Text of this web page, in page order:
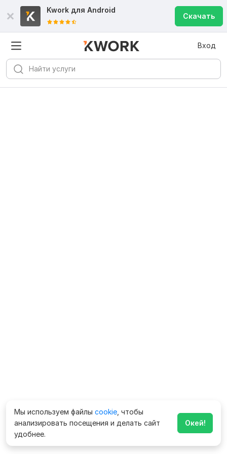
Kwork для Android
Скачать
Вход
Мы используем файлы cookie , чтобы
анализировать посещения и делать сайт
удобнее.
Окей!